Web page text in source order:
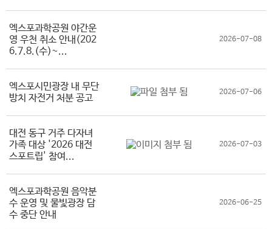
엑스포과학공원 야간운
영 우천 취소 안내(202
6.7.8.(수)~...
2026-07-08
엑스포시민광장 내 무단
방치 자전거 처분 공고
2026-07-06
대전 동구 거주 다자녀
가족 대상 '2026 대전
스포트립' 참여...
2026-07-03
엑스포과학공원 음악분
수 운영 및 물빛광장 담
수 중단 안내
2026-06-25